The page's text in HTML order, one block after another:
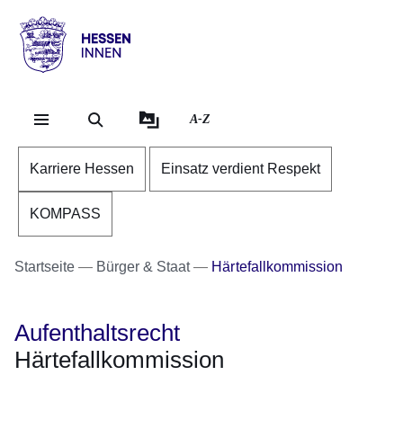
Hessen
Innen
A-Z
Karriere Hessen Einsatz verdient Respekt
KOMPASS
Startseite Bürger & Staat Härtefallkommission
Aufenthaltsrecht
Härtefallkommission